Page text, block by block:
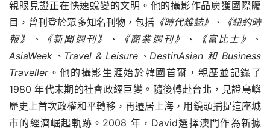
親眼見證正在快速蛻變的文明。他的攝影作品廣獲國際矚
目，曾刊登於眾多知名刊物，包括 《時代雜誌》、《紐約時
報》、《新聞週刊》、《商業週刊》、《富比士》、
AsiaWeek、Travel & Leisure、DestinAsian 和 Business
Traveller。他的攝影生涯始於韓國首爾，親歷並記錄了
1980 年代末期的社會政經巨變。隨後轉赴台北，見證島嶼
歷史上首次政權和平轉移，再遷居上海，用鏡頭捕捉這座城
市的經濟崛起軌跡。2008 年，David選擇澳門作為新據